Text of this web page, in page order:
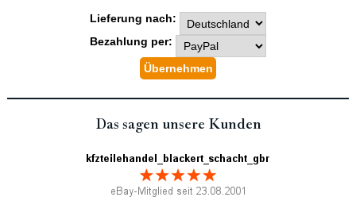
Lieferung nach:
Bezahlung per:
Das sagen unsere Kunden